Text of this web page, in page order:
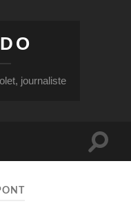
journaliste
Toggle